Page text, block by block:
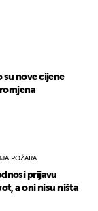
su nove cijene
POŽARA
prijavu
a oni nisu ništa